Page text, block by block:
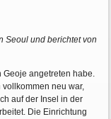
Seoul und berichtet von
Geoje angetreten habe.
neu war,
auf der Insel in der
Die Einrichtung